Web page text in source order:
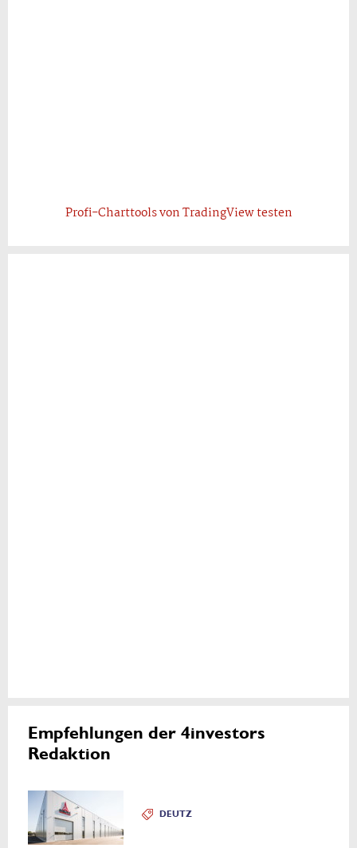
Profi-Charttools von TradingView testen
Empfehlungen der 4investors
Redaktion
DEUTZ